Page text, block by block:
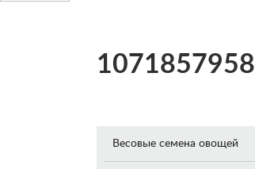
1071857958
Весовые семена овощей